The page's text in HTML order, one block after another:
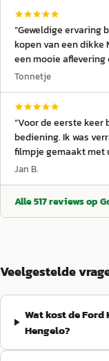
“Geweldige ervaring
kopen van een dikke
een mooie
hele traject. De garage levert netjes werk bij onderhoud en
uitgevoerd. Ook voor
aanwezig binnen het team. Het personeel is
behulpzaam,
Een offerte wordt
precies weet waar je aan toe bent.
vaak een goede kop
ontspannen en gastvrije sfeer. Een
waar service,
Tonnetje
“Voor de eerste
bediening. Ik was
filmpje gemaakt met
uiteindelijk een
Jan B.
Alle517reviews op
Veelgestelde
Wat kost de Ford
Hengelo?